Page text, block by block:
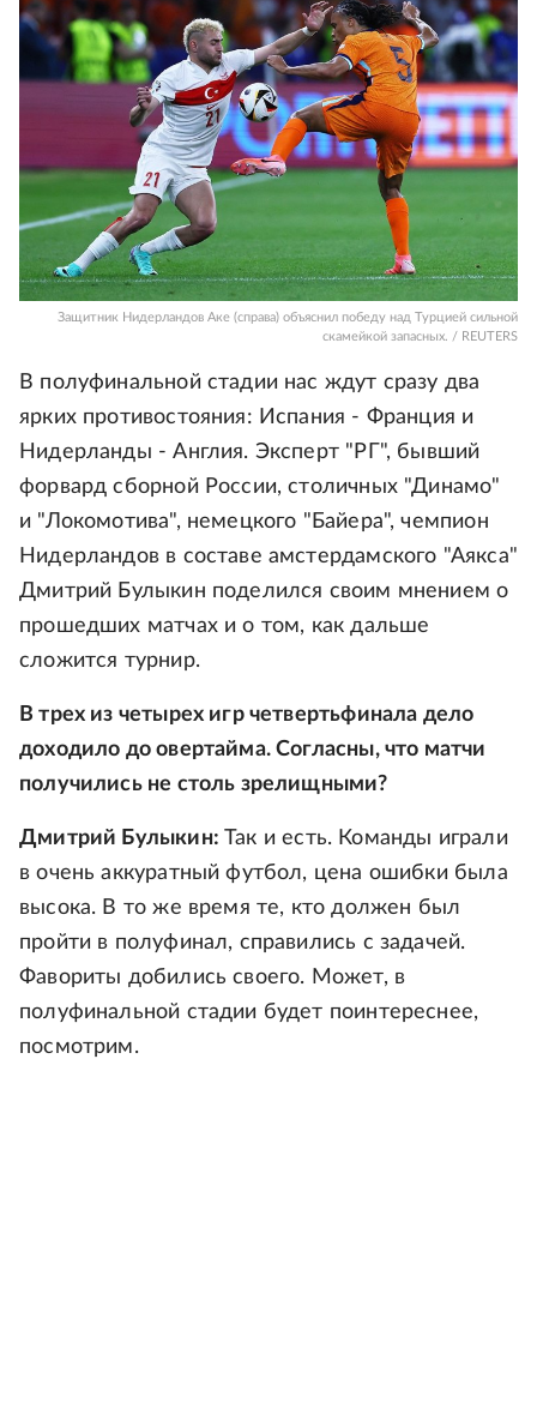
Защитник Нидерландов Аке (справа) объяснил победу над Турцией сильной
скамейкой запасных. / REUTERS
В полуфинальной стадии нас ждут сразу два
ярких противостояния: Испания - Франция и
Нидерланды - Англия. Эксперт "РГ", бывший
форвард сборной России, столичных "Динамо"
и "Локомотива", немецкого "Байера", чемпион
Нидерландов в составе амстердамского "Аякса"
Дмитрий Булыкин поделился своим мнением о
прошедших матчах и о том, как дальше
сложится турнир.
В трех из четырех игр четвертьфинала дело
доходило до овертайма. Согласны, что матчи
получились не столь зрелищными?
Дмитрий Булыкин:
Так и есть. Команды играли
в очень аккуратный футбол, цена ошибки была
высока. В то же время те, кто должен был
пройти в полуфинал, справились с задачей.
Фавориты добились своего. Может, в
полуфинальной стадии будет поинтереснее,
посмотрим.